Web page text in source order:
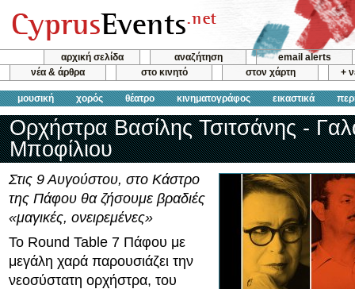
αρχική σελίδα αναζήτηση
email alerts
νέα & άρθρα
στο κινητό στον χάρτη +
μουσική χορός θέατρο κινηματογράφος εικαστικά
Ορχήστρα Βασίλης Τσιτσάνης -
Μποφίλιου
Στις 9 Αυγούστου, στο Κάστρο
της Πάφου θα ζήσουμε βραδιές
«μαγικές, ονειρεμένες»
To Round Table 7 Πάφου με
μεγάλη χαρά παρουσιάζει την
νεοσύστατη ορχήστρα, του